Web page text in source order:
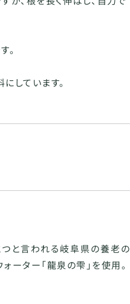
。
しています。
と言われる岐阜県の養老の
ーター「龍泉の雫」を使用。